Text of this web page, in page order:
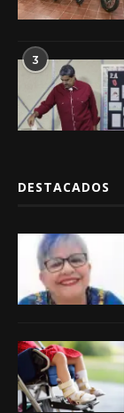
3
DESTACADOS